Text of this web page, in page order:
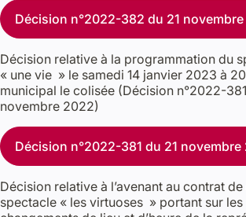
Décision n°2022-382 du 21
Décision relative à la programmation du
« une vie » le samedi 14 janvier 2023 à
municipal le colisée (Décision n°2022-
novembre 2022)
Décision n°2022-381 du 21 novembre
Décision relative à l’avenant au contrat
spectacle « les virtuoses » portant sur les